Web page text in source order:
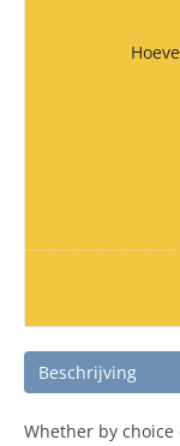
Beschrijving
Whether by